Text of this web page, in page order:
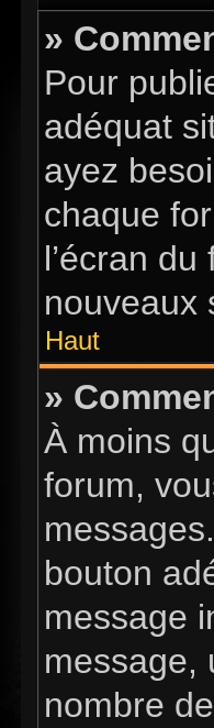
»
Pour
adéquat
ayez
chaque
l’écran
nouveaux
Haut
»
À moins
forum,
bouton
message
message,
nombre